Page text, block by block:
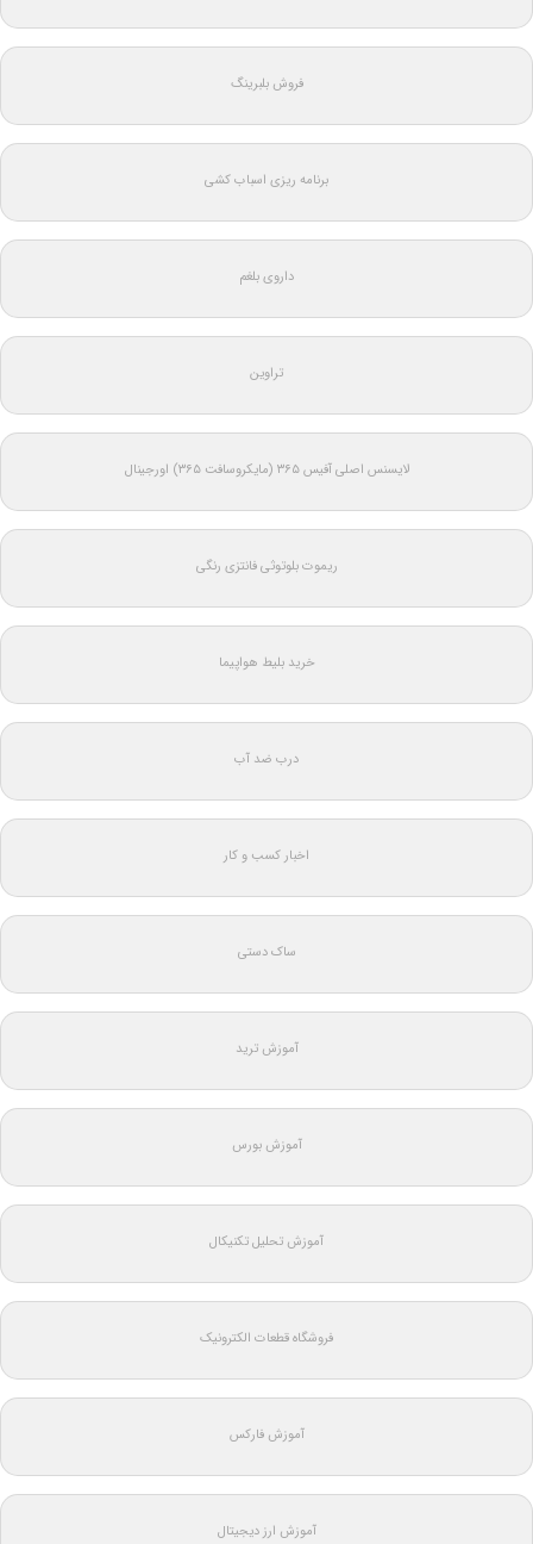
فروش بلبرینگ
برنامه ریزی اسباب کشی
داروی بلغم
تراوین
لایسنس اصلی آفیس ۳۶۵ (مایکروسافت ۳۶۵) اورجینال
ریموت بلوتوثی فانتزی رنگی
خرید بلیط هواپیما
درب ضد آب
اخبار کسب و کار
ساک دستی
آموزش ترید
آموزش بورس
آموزش تحلیل تکنیکال
فروشگاه قطعات الکترونیک
آموزش فارکس
آموزش ارز دیجیتال